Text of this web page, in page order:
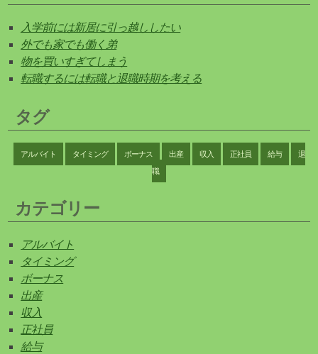
入学前には新居に引っ越ししたい
外でも家でも働く弟
物を買いすぎてしまう
転職するには転職と退職時期を考える
タグ
アルバイト タイミング ボーナス 出産 収入 正社員 給与
退
職
カテゴリー
アルバイト
タイミング
ボーナス
出産
収入
正社員
給与